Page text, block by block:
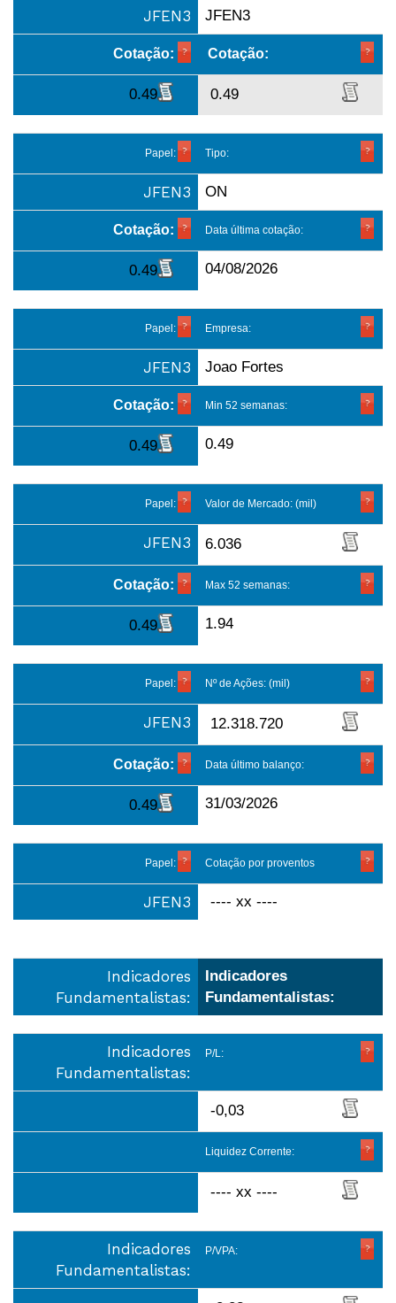
JFEN3 JFEN3
Cotação: Cotação:
0.49 0.49
Papel: Tipo:
JFEN3 ON
Cotação: Data última cotação:
0.49 04/08/2026
Papel: Empresa:
JFEN3 Joao Fortes
Cotação: Min 52 semanas:
0.49 0.49
Papel: Valor de Mercado: (mil)
JFEN3 6.036
Cotação: Max 52 semanas:
0.49 1.94
Papel: Nº de Ações: (mil)
JFEN3 12.318.720
Cotação: Data último balanço:
0.49 31/03/2026
Papel: Cotação por proventos
JFEN3 ---- xx ----
Indicadores
Fundamentalistas:
Indicadores
Fundamentalistas:
Indicadores
Fundamentalistas:
P/L:
-0,03
Liquidez Corrente:
---- xx ----
Indicadores
Fundamentalistas:
P/VPA: